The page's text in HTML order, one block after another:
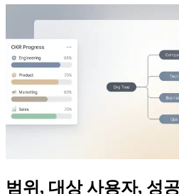
범위, 대상 사용자, 성